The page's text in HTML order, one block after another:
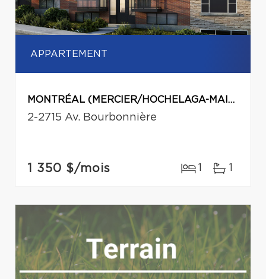
APPARTEMENT
MONTRÉAL (MERCIER/HOCHELAGA-MAISONNEUVE)
2-2715 Av. Bourbonnière
1 350 $/mois 1 1